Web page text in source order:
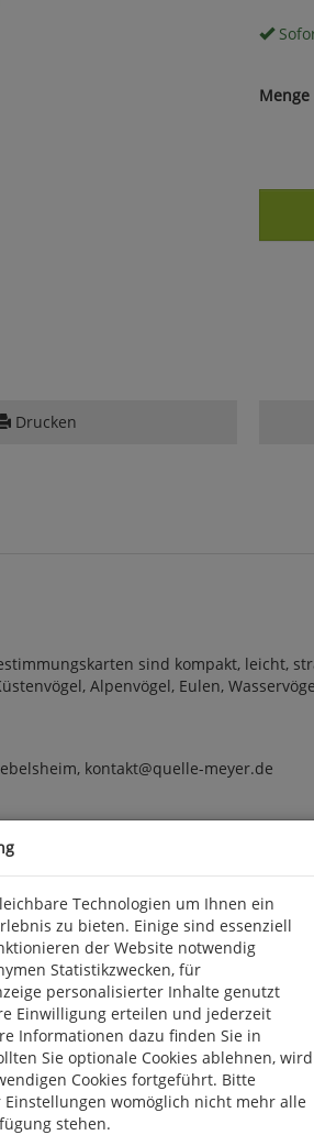
Menge
Drucken
sind kompakt, leicht,
Alpenvögel, Eulen,
kontakt@quelle-meyer.de
Technologien um Ihnen ein
zu bieten. Einige sind essenziell
der Website notwendig
Statistikzwecken, für
personalisierter Inhalte genutzt
Einwilligung erteilen und jederzeit
Informationen dazu finden Sie in
Sie optionale Cookies ablehnen, wird
Cookies fortgeführt. Bitte
Einstellungen womöglich nicht mehr alle
stehen.